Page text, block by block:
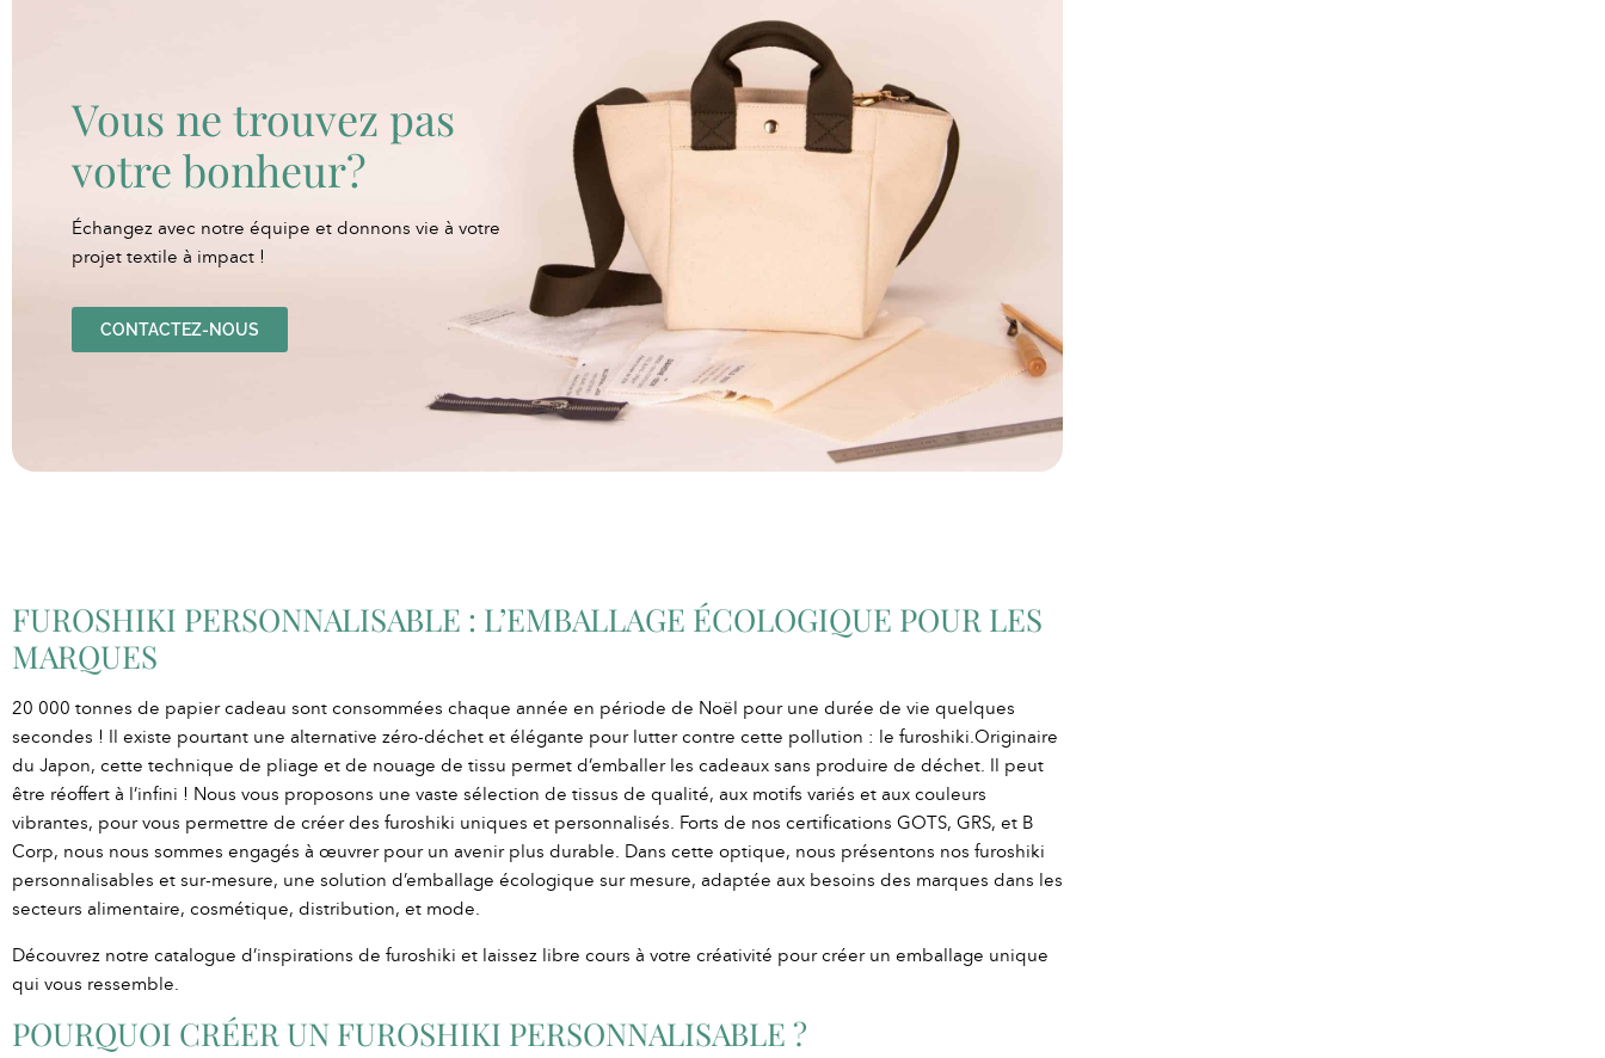
Vous ne trouvez pas
votre bonheur?
Échangez avec notre équipe et donnons vie à votre
projet textile à impact !
CONTACTEZ-NOUS
FUROSHIKI PERSONNALISABLE : L’EMBALLAGE ÉCOLOGIQUE POUR LES
MARQUES
20 000 tonnes de papier cadeau sont consommées chaque année en période de Noël pour une durée de vie quelques
secondes ! Il existe pourtant une alternative zéro-déchet et élégante pour lutter contre cette pollution : le furoshiki.Originaire
du Japon, cette technique de pliage et de nouage de tissu permet d’emballer les cadeaux sans produire de déchet. Il peut
être réoffert à l’infini ! Nous vous proposons une vaste sélection de tissus de qualité, aux motifs variés et aux couleurs
vibrantes, pour vous permettre de créer des furoshiki uniques et personnalisés. Forts de nos certifications GOTS, GRS, et B
Corp, nous nous sommes engagés à œuvrer pour un avenir plus durable. Dans cette optique, nous présentons nos furoshiki
personnalisables et sur-mesure, une solution d’emballage écologique sur mesure, adaptée aux besoins des marques dans les
secteurs alimentaire, cosmétique, distribution, et mode.
Découvrez notre catalogue d’inspirations de furoshiki et laissez libre cours à votre créativité pour créer un emballage unique
qui vous ressemble.
POURQUOI CRÉER UN FUROSHIKI PERSONNALISABLE ?